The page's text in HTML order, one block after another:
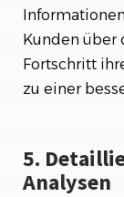
Kunden über
Fortschritt
zu einer
5.
Analysen